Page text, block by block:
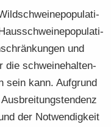
und
die schwei­ne­hal­ten­
sein kann. Auf­grund
der Not­wen­dig­keit